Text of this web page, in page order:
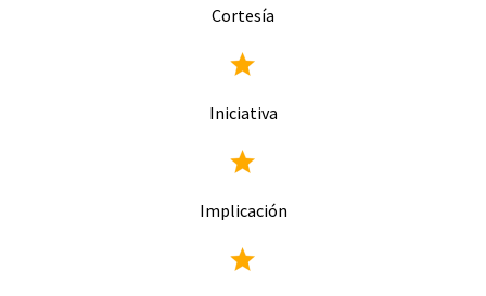
Cortesía
Iniciativa
Implicación